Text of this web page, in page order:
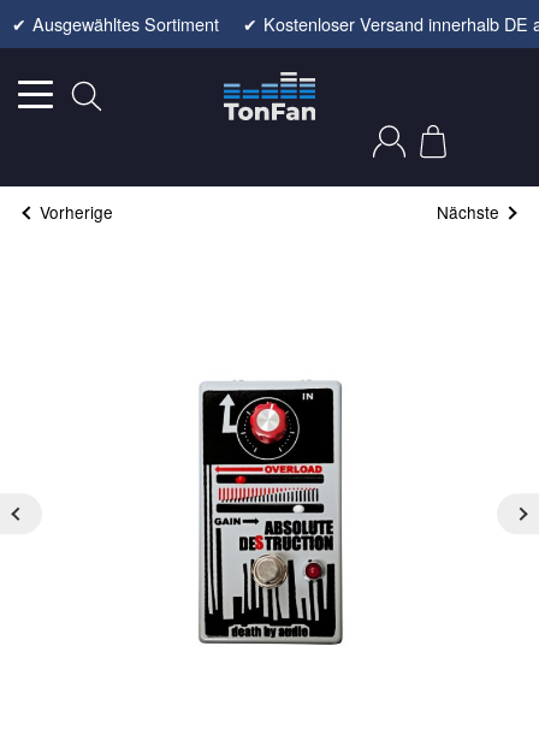
✔ Ausgewähltes Sortiment ✔ Kostenloser Versand innerhalb DE
Vorherige Nächste